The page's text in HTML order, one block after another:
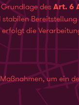
des Art. 6
Bereitstellung
die
um ein